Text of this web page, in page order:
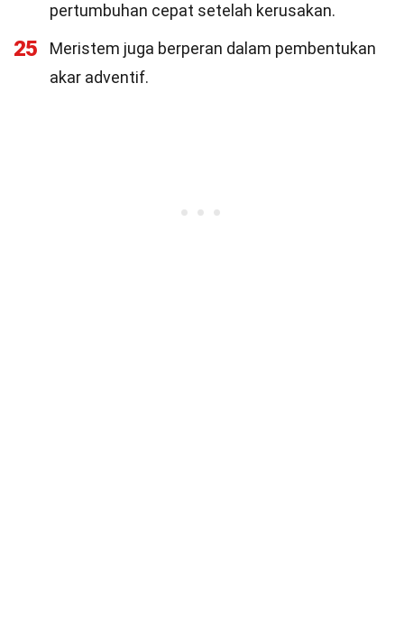
pertumbuhan cepat setelah kerusakan.
25
Meristem juga berperan dalam pembentukan
akar adventif.